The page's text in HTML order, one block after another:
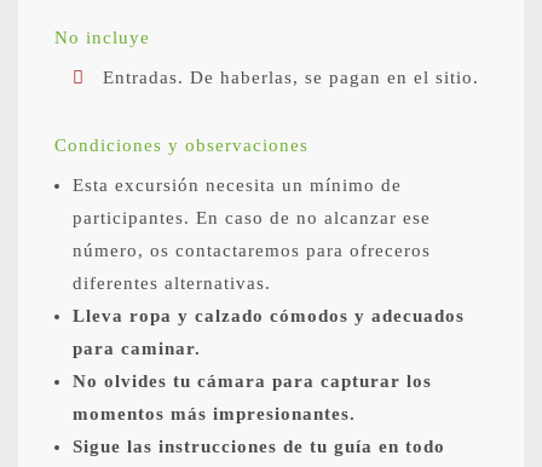
No incluye
Entradas. De haberlas, se pagan en el sitio.
Condiciones y observaciones
Esta excursión necesita un mínimo de
participantes. En caso de no alcanzar ese
número, os contactaremos para ofreceros
diferentes alternativas.
Lleva ropa y calzado cómodos y adecuados
para caminar.
No olvides tu cámara para capturar los
momentos más impresionantes.
Sigue las instrucciones de tu guía en todo